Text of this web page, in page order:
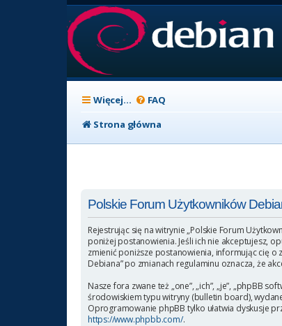
Więcej… FAQ
Strona główna
Polskie Forum Użytkowników
Rejestrując się na witrynie „Polskie Forum
poniżej postanowienia. Jeśli ich nie akceptujesz,
zmienić poniższe postanowienia, informując cię o
Debiana” po zmianach regulaminu oznacza, że
Nasze fora zwane też „one”, „ich”, „je”, „phpBB
środowiskiem typu witryny (bulletin board),
Oprogramowanie phpBB tylko ułatwia dyskusje
https://www.phpbb.com/.